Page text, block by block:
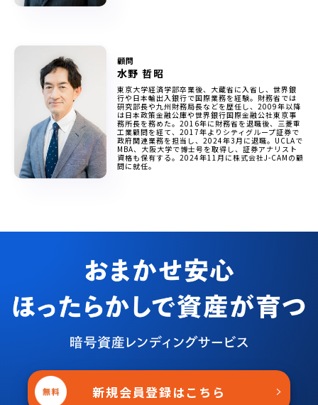
顧問
水野 哲昭
東京大学経済学部卒業後、大蔵省に入省し、世界銀
行や日本輸出入銀行で国際業務を経験。財務省では
研究部長や九州財務局長などを歴任し、2009年以降
は日本政策金融公庫や世界銀行国際金融公社東京事
務所長を務めた。2016年に財務省を退職後、三菱重
工業顧問を経て、2017年よりシティグループ証券で
政府関連業務を担当し、2024年3月に退職。UCLAで
MBA、大阪大学で博士号を取得し、証券アナリスト
資格も保有する。2024年11月に株式会社J-CAMの顧
問に就任。
新規会員登録はこちら ＞